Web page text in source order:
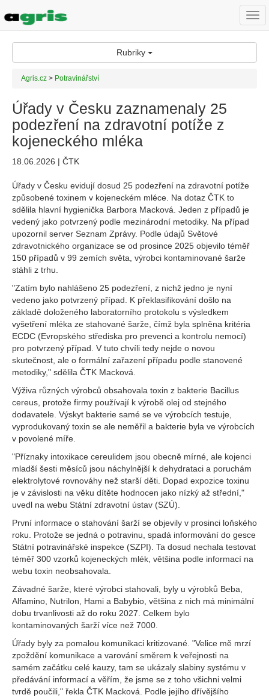
Rubriky
Agris.cz > Potravinářství
Úřady v Česku zaznamenaly 25
podezření na zdravotní potíže z
kojeneckého mléka
18.06.2026 | ČTK
Úřady v Česku evidují dosud 25 podezření na zdravotní potíže
způsobené toxinem v kojeneckém mléce. Na dotaz ČTK to
sdělila hlavní hygienička Barbora Macková. Jeden z případů je
vedený jako potvrzený podle mezinárodní metodiky. Na případ
upozornil server Seznam Zprávy. Podle údajů Světové
zdravotnického organizace se od prosince 2025 objevilo téměř
150 případů v 99 zemích světa, výrobci kontaminované šarže
stáhli z trhu.
"Zatím bylo nahlášeno 25 podezření, z nichž jedno je nyní
vedeno jako potvrzený případ. K překlasifikování došlo na
základě doloženého laboratorního protokolu s výsledkem
vyšetření mléka ze stahované šarže, čímž byla splněna kritéria
ECDC (Evropského střediska pro prevenci a kontrolu nemocí)
pro potvrzený případ. V tuto chvíli tedy nejde o novou
skutečnost, ale o formální zařazení případu podle stanovené
metodiky," sdělila ČTK Macková.
Výživa různých výrobců obsahovala toxin z bakterie Bacillus
cereus, protože firmy používají k výrobě olej od stejného
dodavatele. Výskyt bakterie samé se ve výrobcích testuje,
vyprodukovaný toxin se ale neměřil a bakterie byla ve výrobcích
v povolené míře.
"Příznaky intoxikace cereulidem jsou obecně mírné, ale kojenci
mladší šesti měsíců jsou náchylnější k dehydrataci a poruchám
elektrolytové rovnováhy než starší děti. Dopad expozice toxinu
je v závislosti na věku dítěte hodnocen jako nízký až střední,"
uvedl na webu Státní zdravotní ústav (SZÚ).
První informace o stahování šarží se objevily v prosinci loňského
roku. Protože se jedná o potravinu, spadá informování do gesce
Státní potravinářské inspekce (SZPI). Ta dosud nechala testovat
téměř 300 vzorků kojeneckých mlék, většina podle informací na
webu toxin neobsahovala.
Závadné šarže, které výrobci stahovali, byly u výrobků Beba,
Alfamino, Nutrilon, Hami a Babybio, většina z nich má minimální
dobu trvanlivosti až do roku 2027. Celkem bylo
kontaminovaných šarží více než 7000.
Úřady byly za pomalou komunikaci kritizované. "Velice mě mrzí
zpoždění komunikace a varování směrem k veřejnosti na
samém začátku celé kauzy, tam se ukázaly slabiny systému v
předávání informací a věřím, že jsme se z toho všichni velmi
tvrdě poučili," řekla ČTK Macková. Podle jejího dřívějšího